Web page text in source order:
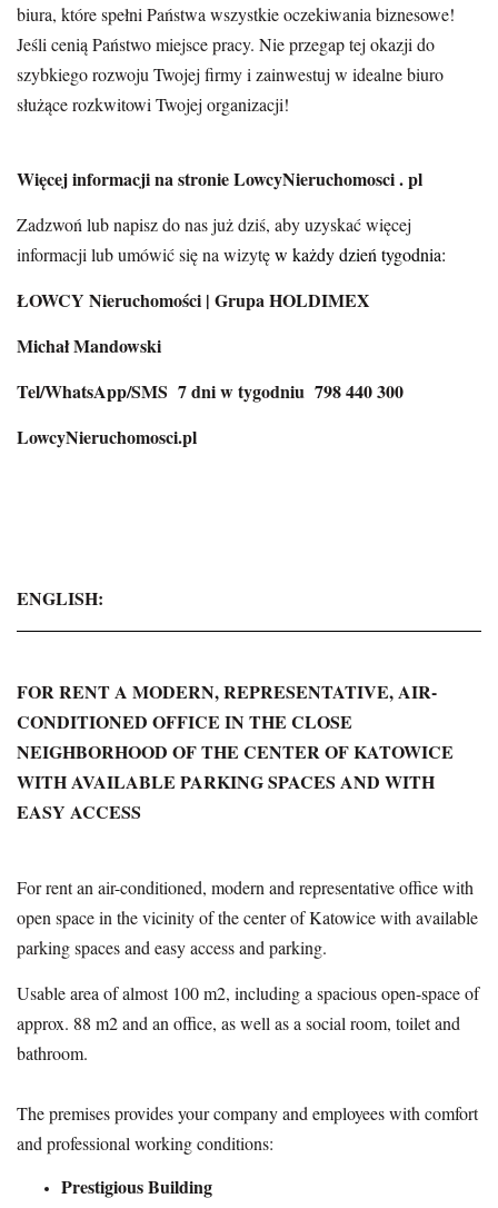
biura, które spełni Państwa wszystkie oczekiwania biznesowe!
Jeśli cenią Państwo miejsce pracy. Nie przegap tej okazji do
szybkiego rozwoju Twojej firmy i zainwestuj w idealne biuro
służące rozkwitowi Twojej organizacji!
Więcej informacji na stronie LowcyNieruchomosci . pl
Zadzwoń lub napisz do nas już dziś, aby uzyskać więcej
informacji lub umówić się na wizytęw każdy dzień tygodnia:
ŁOWCY Nieruchomości | Grupa HOLDIMEX
Michał Mandowski
Tel/WhatsApp/SMS 7 dni w tygodniu 798 440 300
LowcyNieruchomosci.pl
ENGLISH:
FOR RENT A MODERN, REPRESENTATIVE, AIR-
CONDITIONED OFFICE IN THE CLOSE
NEIGHBORHOOD OF THE CENTER OF KATOWICE
WITH AVAILABLE PARKING SPACES AND WITH
EASY ACCESS
For rent an air-conditioned, modern and representative office with
open space in the vicinity of the center of Katowice with available
parking spaces and easy access and parking.
Usable area of almost 100 m2, including a spacious open-space of
approx. 88 m2 and an office, as well as a social room, toilet and
bathroom.
The premises provides your company and employees with comfort
and professional working conditions:
Prestigious Building